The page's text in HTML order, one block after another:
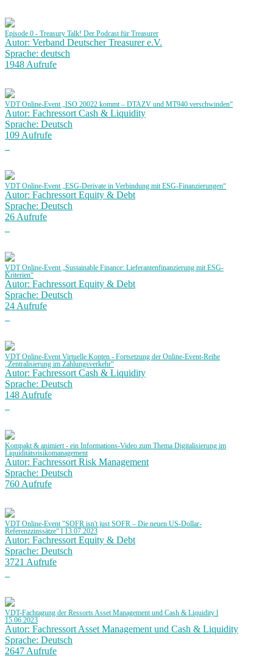
Episode 0 - Treasury Talk! Der Podcast für Treasurer
Autor: Verband Deutscher Treasurer e.V.
Sprache: deutsch
1948 Aufrufe
VDT Online-Event „ISO 20022 kommt – DTAZV und MT940 verschwinden“
Autor: Fachressort Cash & Liquidity
Sprache: Deutsch
109 Aufrufe
VDT Online-Event „ESG-Derivate in Verbindung mit ESG-Finanzierungen“
Autor: Fachressort Equity & Debt
Sprache: Deutsch
26 Aufrufe
VDT Online-Event „Sustainable Finance: Lieferantenfinanzierung mit ESG-
Kriterien“
Autor: Fachressort Equity & Debt
Sprache: Deutsch
24 Aufrufe
VDT Online-Event Virtuelle Konten - Fortsetzung der Online-Event-Reihe
„Zentralisierung im Zahlungsverkehr“
Autor: Fachressort Cash & Liquidity
Sprache: Deutsch
148 Aufrufe
Kompakt & animiert - ein Informations-Video zum Thema Digitalisierung im
Liquiditätsrisikomanagement
Autor: Fachressort Risk Management
Sprache: Deutsch
760 Aufrufe
VDT Online-Event "SOFR isn't just SOFR – Die neuen US-Dollar-
Referenzzinssätze“ l 13.07.2023
Autor: Fachressort Equity & Debt
Sprache: Deutsch
3721 Aufrufe
VDT-Fachtagung der Ressorts Asset Management und Cash & Liquidity l
15.06.2023
Autor: Fachressort Asset Management und Cash & Liquidity
Sprache: Deutsch
2647 Aufrufe